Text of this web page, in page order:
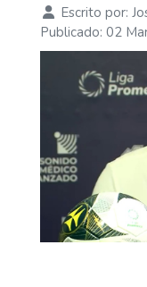
Escrito por:
Publicado: 02